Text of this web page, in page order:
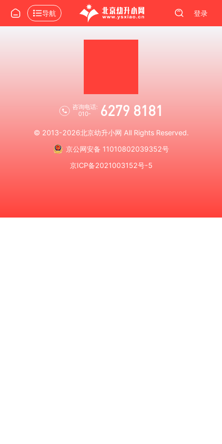
导航 登录
咨询电话:
010-
6279 8181
© 2013-2026北京幼升小网 All Rights Reserved.
京公网安备 11010802039352号
京ICP备2021003152号-5